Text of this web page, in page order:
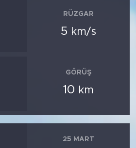
RÜZGAR
5 km/s
GÖRÜŞ
10 km
25 MART